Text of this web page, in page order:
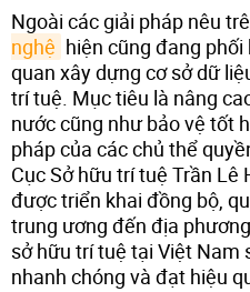
Ngoài các giải pháp nêu
nghệ hiện cũng đang phối
quan xây dựng cơ sở dữ
trí tuệ. Mục tiêu là nâng
nước cũng như bảo vệ tốt
pháp của các chủ thể
Cục Sở hữu trí tuệ Trần Lê
được triển khai đồng bộ,
trung ương đến địa
sở hữu trí tuệ tại Việt Nam
nhanh chóng và đạt hiệu